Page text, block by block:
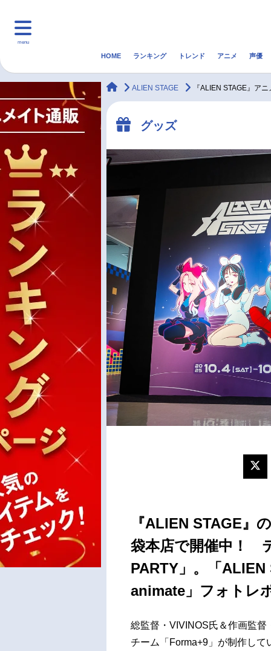
menu
マンガ・ラノベ ゲーム・アプリ
最新記事一覧
声優記事一覧
HOME ランキング トレンド アニメ 声優
animateTimes
ALIEN STAGE 『ALIEN STAGE』ア
グッズ
『ALIEN STAGE』
袋本店で開催中！
PARTY」。「
animate」フォトレ
総監督・VIVINOS氏＆作画監
チーム「Forma+9」が制作して